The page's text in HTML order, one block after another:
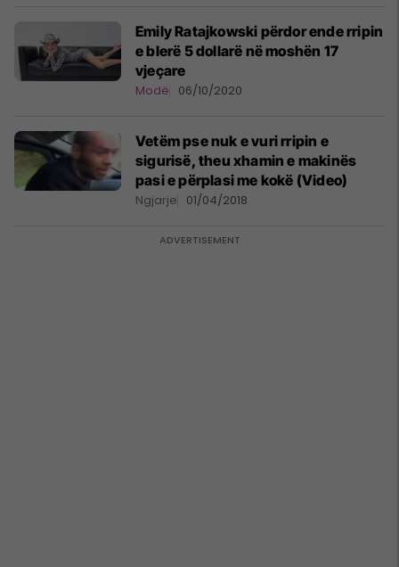
Emily Ratajkowski përdor ende rripin
e blerë 5 dollarë në moshën 17
vjeçare
Modë 06/10/2020
Vetëm pse nuk e vuri rripin e
sigurisë, theu xhamin e makinës
pasi e përplasi me kokë (Video)
Ngjarje 01/04/2018